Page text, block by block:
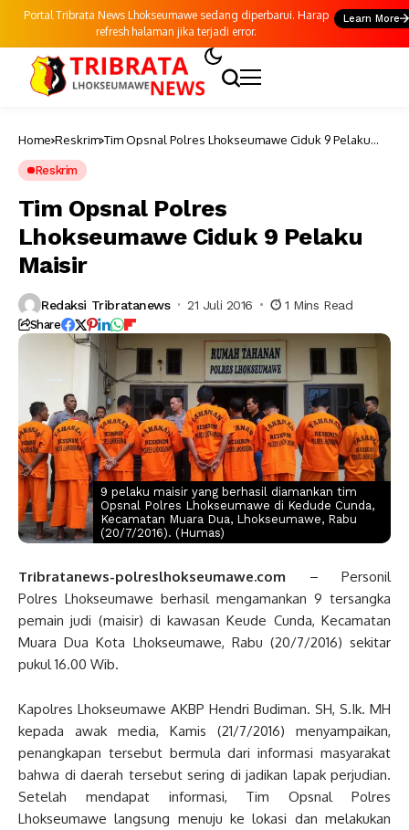
Portal Tribrata News Lhokseumawe sedang diperbarui. Harap
refresh halaman jika terjadi error.
Learn More
Home Reskrim Tim Opsnal Polres Lhokseumawe Ciduk 9 Pelaku
Reskrim
Tim Opsnal Polres
Lhokseumawe Ciduk 9 Pelaku
Maisir
Redaksi Tribratanews 21 Juli 2016 1 Mins Read
Share
9 pelaku maisir yang berhasil diamankan tim
Opsnal Polres Lhokseumawe di Kedude Cunda,
Kecamatan Muara Dua, Lhokseumawe, Rabu
(20/7/2016). (Humas)
Tribratanews-polreslhokseumawe.com – Personil
Polres Lhokseumawe berhasil mengamankan 9 tersangka
pemain judi (maisir) di kawasan Keude Cunda, Kecamatan
Muara Dua Kota Lhokseumawe, Rabu (20/7/2016) sekitar
pukul 16.00 Wib.
Kapolres Lhokseumawe AKBP Hendri Budiman. SH, S.Ik. MH
kepada awak media, Kamis (21/7/2016) menyampaikan,
penangkapan tersebut bermula dari informasi masyarakat
bahwa di daerah tersebut sering di jadikan lapak perjudian.
Setelah mendapat informasi, Tim Opsnal Polres
Lhokseumawe langsung menuju ke lokasi dan melakukan